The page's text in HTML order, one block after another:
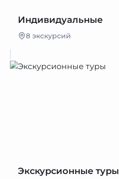
Индивидуальные
8 экскурсий
Экскурсионные туры